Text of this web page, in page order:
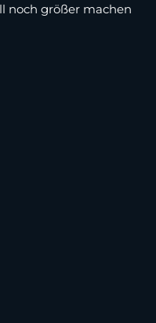
noch größer machen